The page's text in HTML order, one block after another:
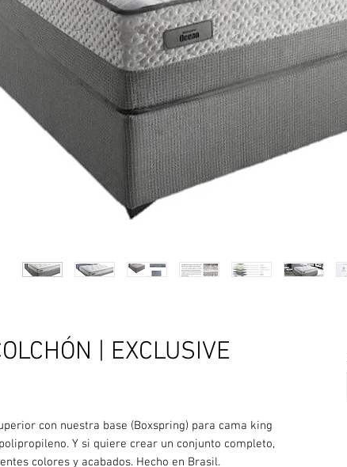
| EXCLUSIVE
con nuestra base (Boxspring) para cama king
Y si quiere crear un conjunto completo,
colores y acabados. Hecho en Brasil.